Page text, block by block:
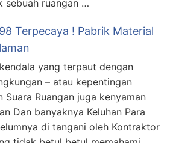
sebuah ruangan …
Terpecaya ! Pabrik Material
yang terpaut dengan
– atau kepentingan
Suara Ruangan juga kenyaman
Dan banyaknya Keluhan Para
di tangani oleh Kontraktor